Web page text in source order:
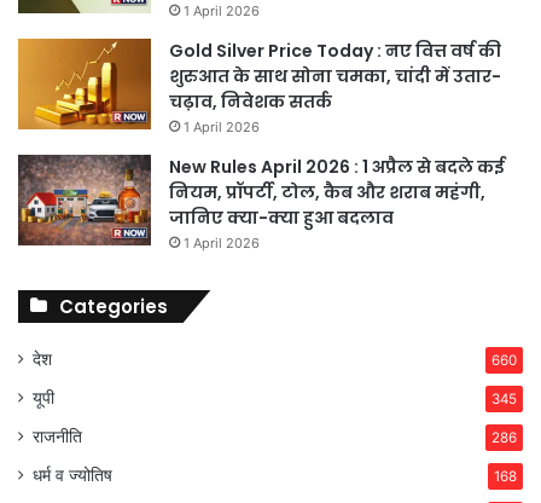
1 April 2026
Gold Silver Price Today : नए वित्त वर्ष की
शुरुआत के साथ सोना चमका, चांदी में उतार-
चढ़ाव, निवेशक सतर्क
1 April 2026
New Rules April 2026 : 1 अप्रैल से बदले कई
नियम, प्रॉपर्टी, टोल, कैब और शराब महंगी,
जानिए क्या-क्या हुआ बदलाव
1 April 2026
Categories
देश 660
यूपी 345
राजनीति 286
धर्म व ज्योतिष 168